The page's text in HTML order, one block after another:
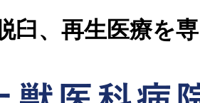
臼、再生医療を